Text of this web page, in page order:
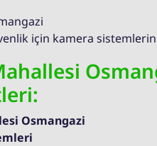
için kamera
Osmangazi